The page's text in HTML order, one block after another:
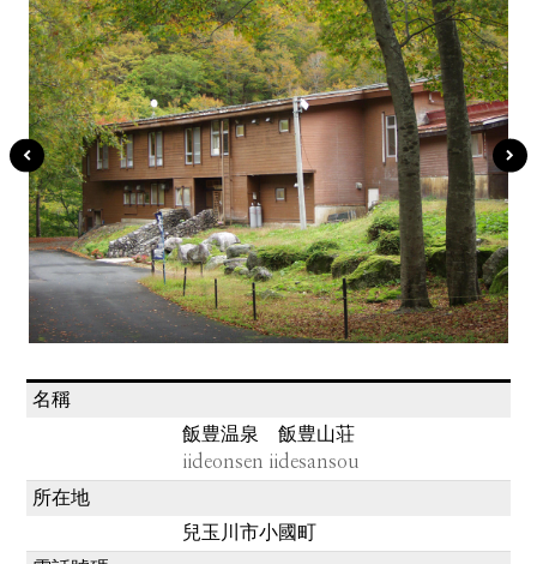
名稱
飯豊温泉 飯豊山荘
iideonsen iidesansou
所在地
兒玉川市小國町